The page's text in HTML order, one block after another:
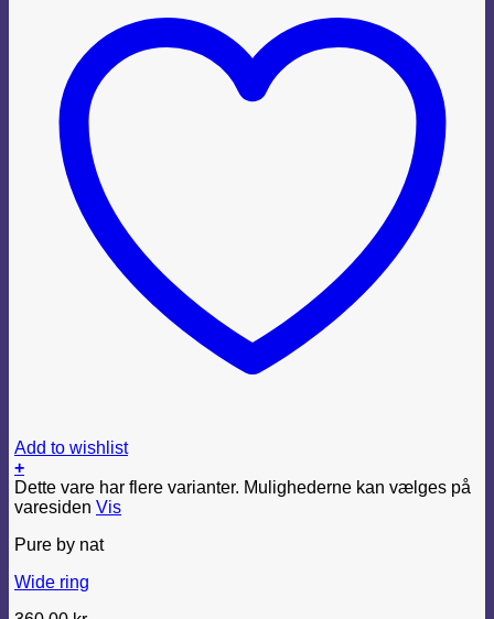
Add to wishlist
+
Dette vare har flere varianter. Mulighederne kan vælges på
varesiden Vis
Pure by nat
Wide ring